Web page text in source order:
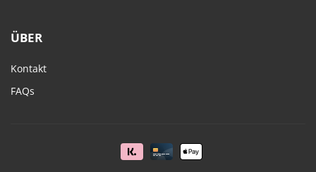
ÜBER
Kontakt
FAQs